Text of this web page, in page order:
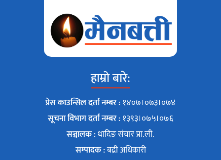
हाम्रो बारे:
प्रेस काउन्सिल दर्ता नम्बर :१४०७।०७३।०७४
सूचना विभाग दर्ता नम्बर :१३९३।०७५।०७६
सञ्चालक :धादिङ संचार प्रा.ली.
सम्पादक :बद्री अधिकारी